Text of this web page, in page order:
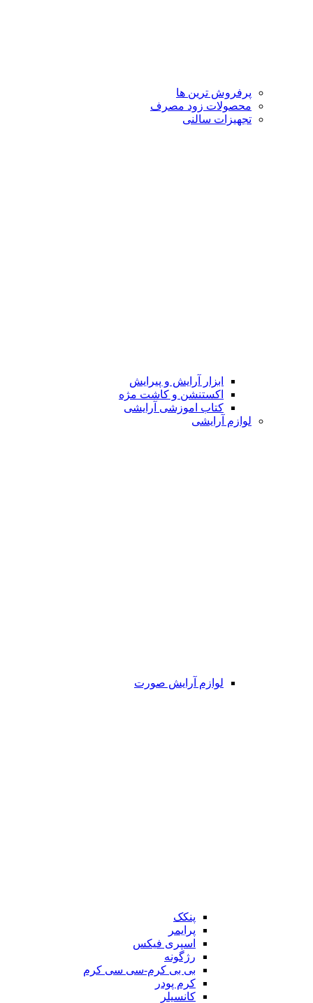
پرفروش ترین ها
محصولات زود مصرف
تجهیزات سالنی
ابزار آرایش و پیرایش
اکستنشن و کاشت مژه
کتاب اموزشی آرایشی
لوازم آرایشی
لوازم آرایش صورت
پنکک
پرایمر
اسپری فیکس
رژگونه
بی بی کرم-سی سی کرم
کرم پودر
کانسیلر